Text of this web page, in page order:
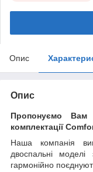
Опис
Опис
Пропонуємо
комплектації
Наша компанія
двоспальні
гармонійно